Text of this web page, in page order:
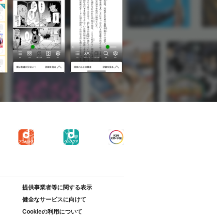
提供事業者等に関する表示
健全なサービスに向けて
Cookieの利用について